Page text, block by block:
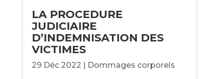
LA PROCEDURE
JUDICIAIRE
D’INDEMNISATION DES
VICTIMES
29 Déc 2022 | Dommages corporels